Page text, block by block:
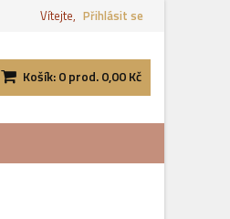
Vítejte, Přihlásit se
Košík:0prod.0,00 Kč